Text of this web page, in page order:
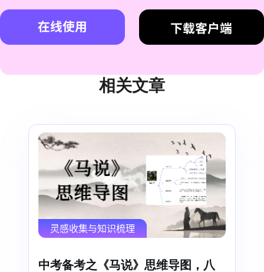
在线使用 下载客户端
相关文章
灵感收集与知识梳理
中考备考之《马说》思维导图，八